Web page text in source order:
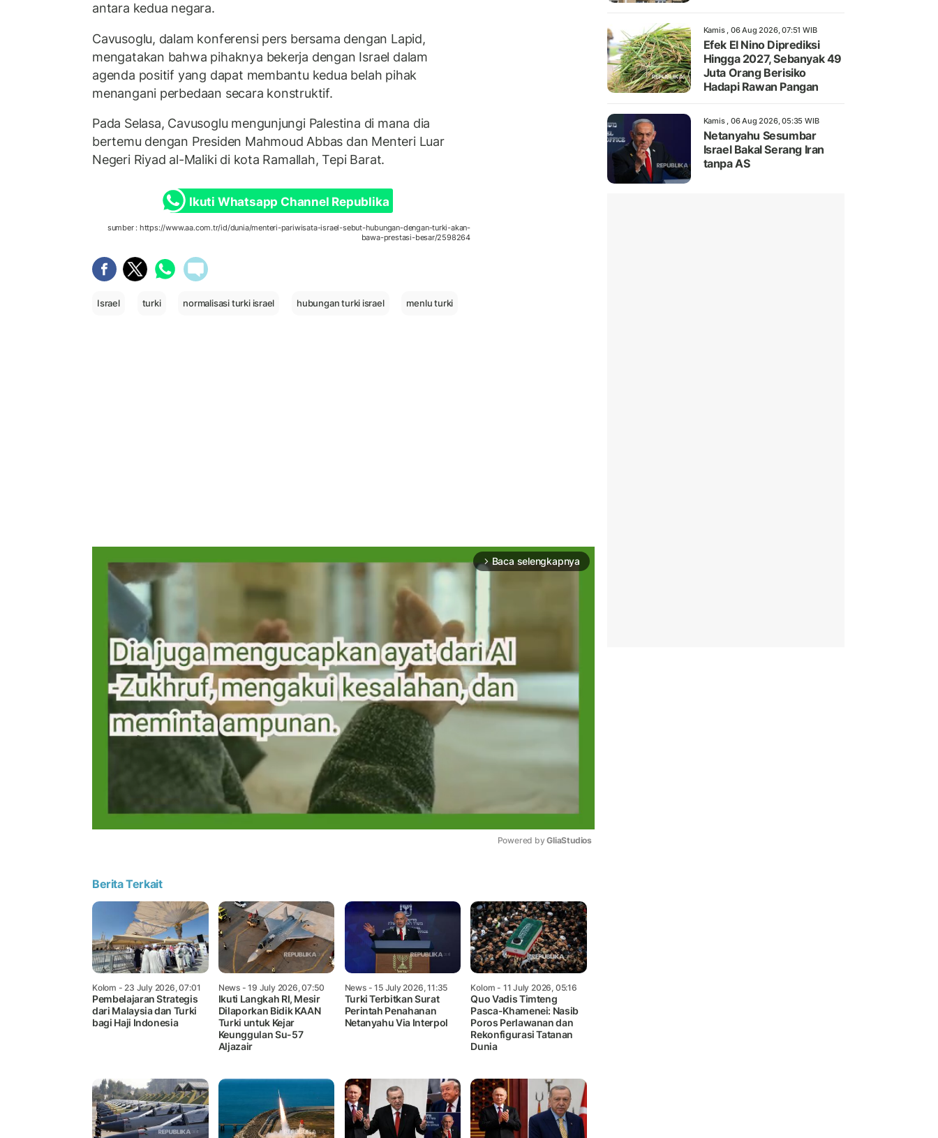
antara kedua negara.
Cavusoglu, dalam konferensi pers bersama dengan Lapid,
mengatakan bahwa pihaknya bekerja dengan Israel dalam
agenda positif yang dapat membantu kedua belah pihak
menangani perbedaan secara konstruktif.
Pada Selasa, Cavusoglu mengunjungi Palestina di mana dia
bertemu dengan Presiden Mahmoud Abbas dan Menteri Luar
Negeri Riyad al-Maliki di kota Ramallah, Tepi Barat.
Ikuti Whatsapp Channel Republika
sumber : https://www.aa.com.tr/id/dunia/menteri-pariwisata-israel-sebut-hubungan-dengan-turki-akan-
bawa-prestasi-besar/2598264
Israel turki normalisasi turki israel hubungan turki israel menlu turki
arrow_forward_ios Baca selengkapnya
Powered by GliaStudios
Berita Terkait
Kolom - 23 July 2026, 07:01
Pembelajaran Strategis
dari Malaysia dan Turki
bagi Haji Indonesia
News- 19 July 2026, 07:50
Ikuti Langkah RI, Mesir
Dilaporkan Bidik KAAN
Turki untuk Kejar
Keunggulan Su-57
Aljazair
News- 15 July 2026, 11:35
Turki Terbitkan Surat
Perintah Penahanan
Netanyahu Via Interpol
Kolom - 11 July 2026, 05:16
Quo Vadis Timteng
Pasca-Khamenei: Nasib
Poros Perlawanan dan
Rekonfigurasi Tatanan
Dunia
Kamis , 06 Aug 2026, 07:51 WIB
Efek El Nino Diprediksi
Hingga 2027, Sebanyak 49
Juta Orang Berisiko
Hadapi Rawan Pangan
Kamis , 06 Aug 2026, 05:35 WIB
Netanyahu Sesumbar
Israel Bakal Serang Iran
tanpa AS